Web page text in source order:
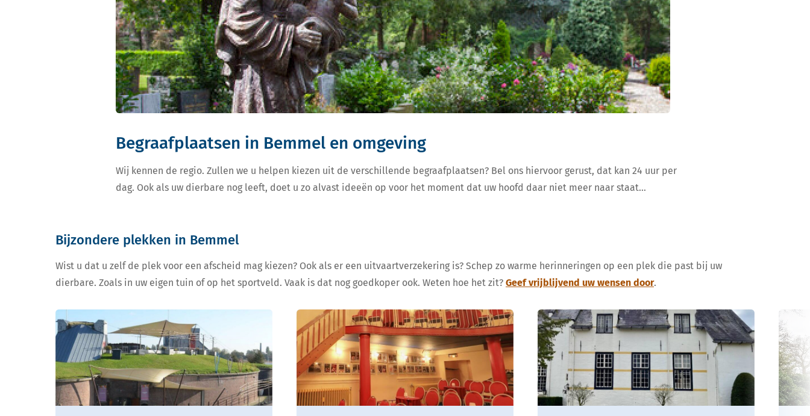
Begraafplaatsen in Bemmel en omgeving
Wij kennen de regio. Zullen we u helpen kiezen uit de verschillende begraafplaatsen? Bel ons hiervoor gerust, dat kan 24 uur per
dag. Ook als uw dierbare nog leeft, doet u zo alvast ideeën op voor het moment dat uw hoofd daar niet meer naar staat…
Bijzondere plekken in Bemmel
Wist u dat u zelf de plek voor een afscheid mag kiezen? Ook als er een uitvaartverzekering is? Schep zo warme herinneringen op een plek die past bij uw
dierbare. Zoals in uw eigen tuin of op het sportveld. Vaak is dat nog goedkoper ook. Weten hoe het zit? Geef vrijblijvend uw wensen door.